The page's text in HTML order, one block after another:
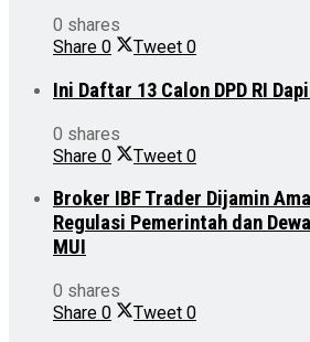
0 shares
Share 0 Tweet 0
Ini Daftar 13 Calon DPD RI
0 shares
Share 0 Tweet 0
Broker IBF Trader Dijamin
Regulasi Pemerintah dan
MUI
0 shares
Share 0 Tweet 0